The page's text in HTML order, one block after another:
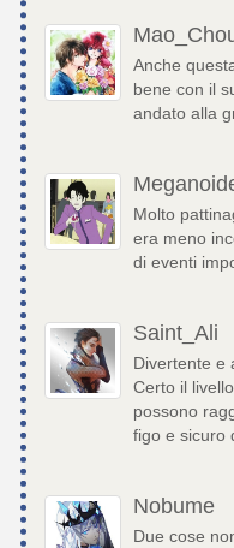
Anche
bene con il
andato alla
Molto
era meno
di eventi
Saint_Ali
Divertente e
Certo il
possono
figo e sicuro
Nobume
Due cose